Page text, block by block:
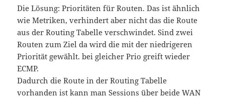
Die Lösung: Prioritäten für Routen. Das ist ähnlich
wie Metriken, verhindert aber nicht das die Route
aus der Routing Tabelle verschwindet. Sind zwei
Routen zum Ziel da wird die mit der niedrigeren
Priorität gewählt. bei gleicher Prio greift wieder
ECMP.
Dadurch die Route in der Routing Tabelle
vorhanden ist kann man Sessions über beide WAN